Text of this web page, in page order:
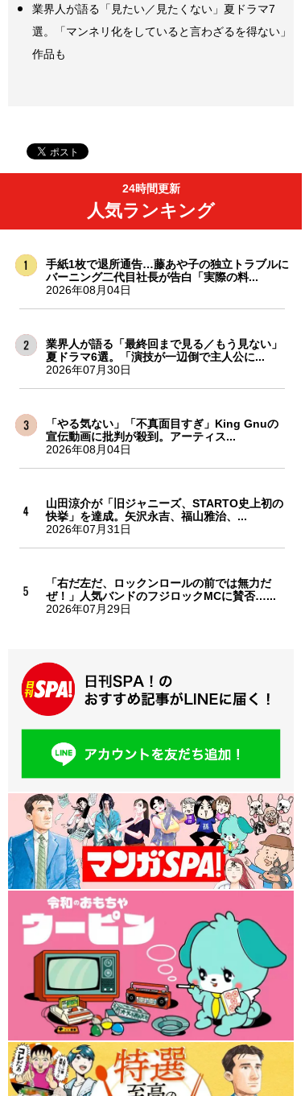
業界人が語る「見たい／見たくない」夏ドラマ7
選。「マンネリ化をしていると言わざるを得ない」
作品も
24時間更新
人気ランキング
手紙1枚で退所通告…藤あや子の独立トラブルに
バーニング二代目社長が告白「実際の料...
2026年08月04日
業界人が語る「最終回まで見る／もう見ない」
夏ドラマ6選。「演技が一辺倒で主人公に...
2026年07月30日
「やる気ない」「不真面目すぎ」King Gnuの
宣伝動画に批判が殺到。アーティス...
2026年08月04日
山田涼介が「旧ジャニーズ、STARTO史上初の
快挙」を達成。矢沢永吉、福山雅治、...
2026年07月31日
「右だ左だ、ロックンロールの前では無力だ
ぜ！」人気バンドのフジロックMCに賛否…...
2026年07月29日